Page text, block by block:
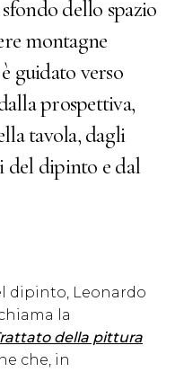
dello spazio
montagne
guidato verso
prospettiva,
tavola, dagli
del dipinto e dal
dipinto, Leonardo
la
della pittura
che, in